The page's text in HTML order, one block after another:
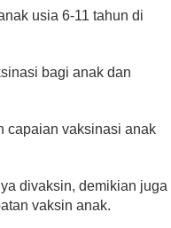
usia 6-11 tahun di
bagi anak dan
capaian vaksinasi anak
divaksin, demikian juga
vaksin anak.